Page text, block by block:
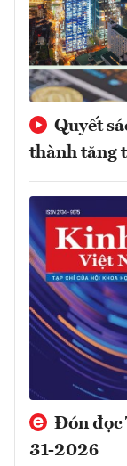
Quyết
thành tăng
Đón đọc
31-2026